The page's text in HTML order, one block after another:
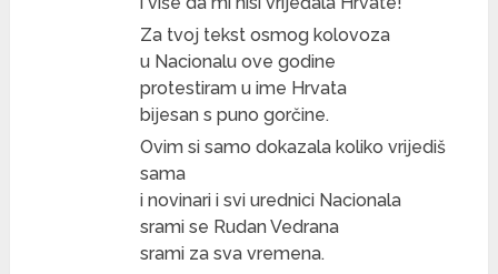
Za tvoj tekst osmog kolovoza
u Nacionalu ove godine
protestiram u ime Hrvata
bijesan s puno gorčine.
Ovim si samo dokazala koliko vrijediš
sama
i novinari i svi urednici Nacionala
srami se Rudan Vedrana
srami za sva vremena.